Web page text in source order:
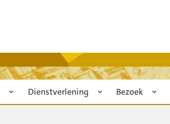
Dienstverlening Bezoek